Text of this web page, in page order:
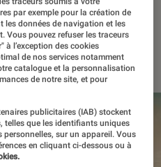
par exemple pour la création de
les données de navigation et les
Vous pouvez refuser les traceurs
à l’exception des cookies
de nos services notamment
catalogue et la personnalisation
de notre site, et pour
publicitaires (IAB) stockent
telles que les identifiants uniques
personnelles, sur un appareil. Vous
en cliquant ci-dessous ou à